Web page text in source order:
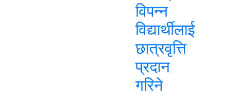
विपन्न
विद्यार्थीलाई
छात्रवृत्ति
प्रदान
गरिने